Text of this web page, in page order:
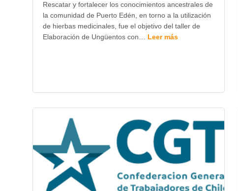
Rescatar y fortalecer los conocimientos ancestrales de
la comunidad de Puerto Edén, en torno a la utilización
de hierbas medicinales, fue el objetivo del taller de
Elaboración de Ungüentos con… Leer más